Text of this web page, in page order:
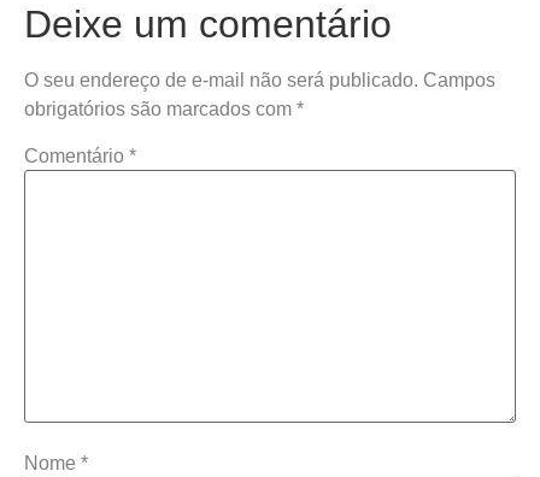
Deixe um comentário
O seu endereço de e-mail não será publicado. Campos
obrigatórios são marcados com *
Comentário *
Nome *